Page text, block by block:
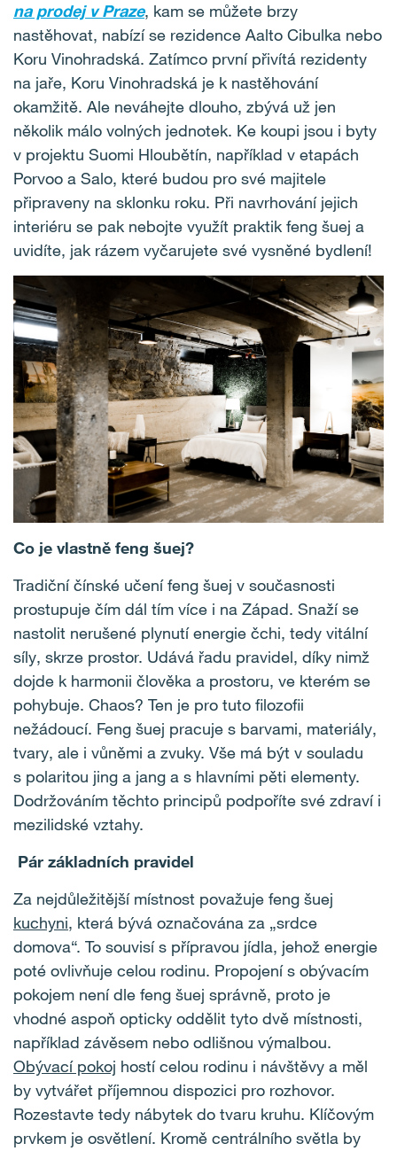
na prodej v Praze, kam se můžete brzy
nastěhovat, nabízí se rezidence Aalto Cibulka nebo
Koru Vinohradská. Zatímco první přivítá rezidenty
na jaře, Koru Vinohradská je k nastěhování
okamžitě. Ale neváhejte dlouho, zbývá už jen
několik málo volných jednotek. Ke koupi jsou i byty
v projektu Suomi Hloubětín, například v etapách
Porvoo a Salo, které budou pro své majitele
připraveny na sklonku roku. Při navrhování jejich
interiéru se pak nebojte využít praktik feng šuej a
uvidíte, jak rázem vyčarujete své vysněné bydlení!
Co je vlastně feng šuej?
Tradiční čínské učení feng šuej v současnosti
prostupuje čím dál tím více i na Západ. Snaží se
nastolit nerušené plynutí energie čchi, tedy vitální
síly, skrze prostor. Udává řadu pravidel, díky nimž
dojde k harmonii člověka a prostoru, ve kterém se
pohybuje. Chaos? Ten je pro tuto filozofii
nežádoucí. Feng šuej pracuje s barvami, materiály,
tvary, ale i vůněmi a zvuky. Vše má být v souladu
s polaritou jing a jang a s hlavními pěti elementy.
Dodržováním těchto principů podpoříte své zdraví i
mezilidské vztahy.
Pár základních pravidel
Za nejdůležitější místnost považuje feng šuej
kuchyni, která bývá označována za „srdce
domova“. To souvisí s přípravou jídla, jehož energie
poté ovlivňuje celou rodinu. Propojení s obývacím
pokojem není dle feng šuej správně, proto je
vhodné aspoň opticky oddělit tyto dvě místnosti,
například závěsem nebo odlišnou výmalbou.
Obývací pokoj hostí celou rodinu i návštěvy a měl
by vytvářet příjemnou dispozici pro rozhovor.
Rozestavte tedy nábytek do tvaru kruhu. Klíčovým
prvkem je osvětlení. Kromě centrálního světla by